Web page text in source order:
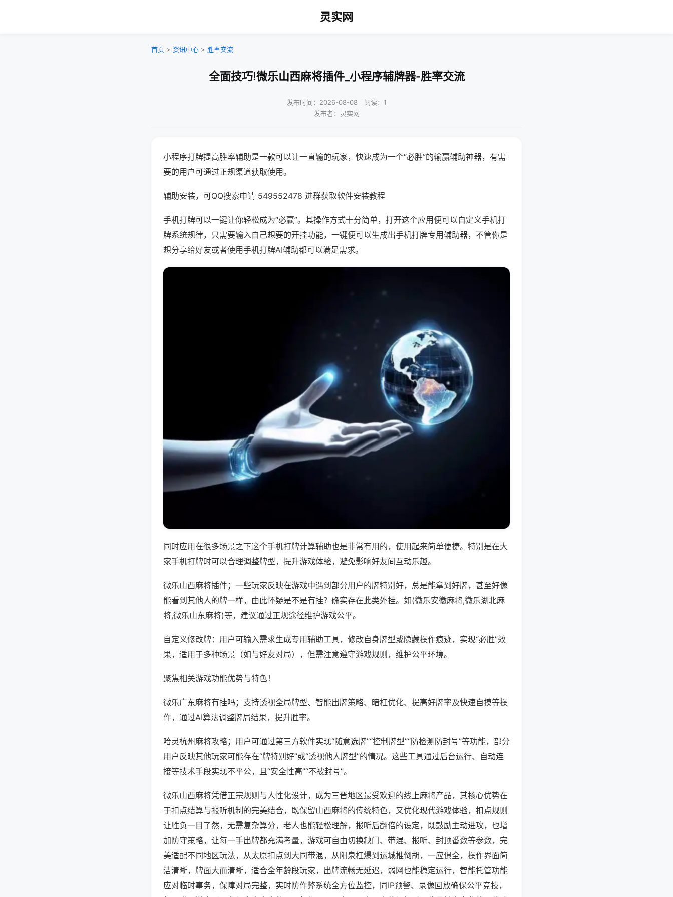
灵实网
首页 > 资讯中心 > 胜率交流
全面技巧!微乐山西麻将插件_小程序辅牌器-胜率交流
发布时间：2026-08-08｜阅读：1
发布者：灵实网
小程序打牌提高胜率辅助是一款可以让一直输的玩家，快速成为一个“必胜”的输赢辅助神器，有需
要的用户可通过正规渠道获取使用。
辅助安装，可QQ搜索申请 549552478 进群获取软件安装教程
手机打牌可以一键让你轻松成为“必赢”。其操作方式十分简单，打开这个应用便可以自定义手机打
牌系统规律，只需要输入自己想要的开挂功能，一键便可以生成出手机打牌专用辅助器，不管你是
想分享给好友或者使用手机打牌AI辅助都可以满足需求。
同时应用在很多场景之下这个手机打牌计算辅助也是非常有用的，使用起来简单便捷。特别是在大
家手机打牌时可以合理调整牌型，提升游戏体验，避免影响好友间互动乐趣。
微乐山西麻将插件；一些玩家反映在游戏中遇到部分用户的牌特别好，总是能拿到好牌，甚至好像
能看到其他人的牌一样，由此怀疑是不是有挂？确实存在此类外挂。如(微乐安徽麻将,微乐湖北麻
将,微乐山东麻将)等，建议通过正规途径维护游戏公平。
自定义修改牌：用户可输入需求生成专用辅助工具，修改自身牌型或隐藏操作痕迹，实现“必胜”效
果，适用于多种场景（如与好友对局），但需注意遵守游戏规则，维护公平环境。
聚焦相关游戏功能优势与特色！
微乐广东麻将有挂吗；支持透视全局牌型、智能出牌策略、暗杠优化、提高好牌率及快速自摸等操
作，通过AI算法调整牌局结果，提升胜率。
哈灵杭州麻将攻略；用户可通过第三方软件实现“随意选牌”“控制牌型”“防检测防封号”等功能，部分
用户反映其他玩家可能存在“牌特别好”或“透视他人牌型”的情况。这些工具通过后台运行、自动连
接等技术手段实现不平公，且“安全性高”“不被封号”。
微乐山西麻将凭借正宗规则与人性化设计，成为三晋地区最受欢迎的线上麻将产品，其核心优势在
于扣点结算与报听机制的完美结合，既保留山西麻将的传统特色，又优化现代游戏体验，扣点规则
让胜负一目了然，无需复杂算分，老人也能轻松理解，报听后翻倍的设定，既鼓励主动进攻，也增
加防守策略，让每一手出牌都充满考量，游戏可自由切换缺门、带混、报听、封顶番数等参数，完
美适配不同地区玩法，从太原扣点到大同带混，从阳泉杠爆到运城推倒胡，一应俱全，操作界面简
洁清晰，牌面大而清晰，适合全年龄段玩家，出牌流畅无延迟，弱网也能稳定运行，智能托管功能
应对临时事务，保障对局完整，实时防作弊系统全方位监控，同IP预警、录像回放确保公平竞技，